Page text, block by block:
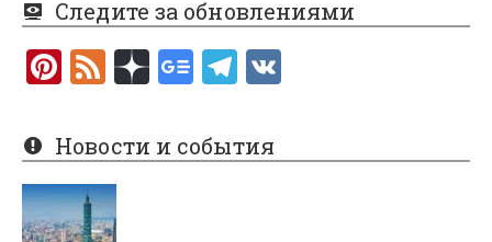
Следите за обновлениями
Pi
er
es
t
F
e
d
Новости и события